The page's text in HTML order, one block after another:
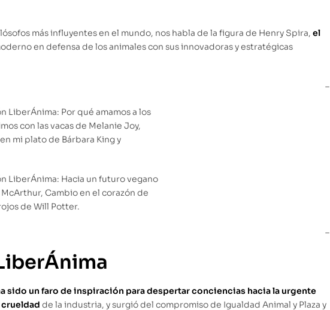
más influyentes en el mundo, nos habla de la figura de Henry Spira, el
en defensa de los animales con sus innovadoras y estratégicas
–
–
sido un faro de inspiración para despertar conciencias hacia la urgente
de la industria, y surgió del compromiso de Igualdad Animal y Plaza y